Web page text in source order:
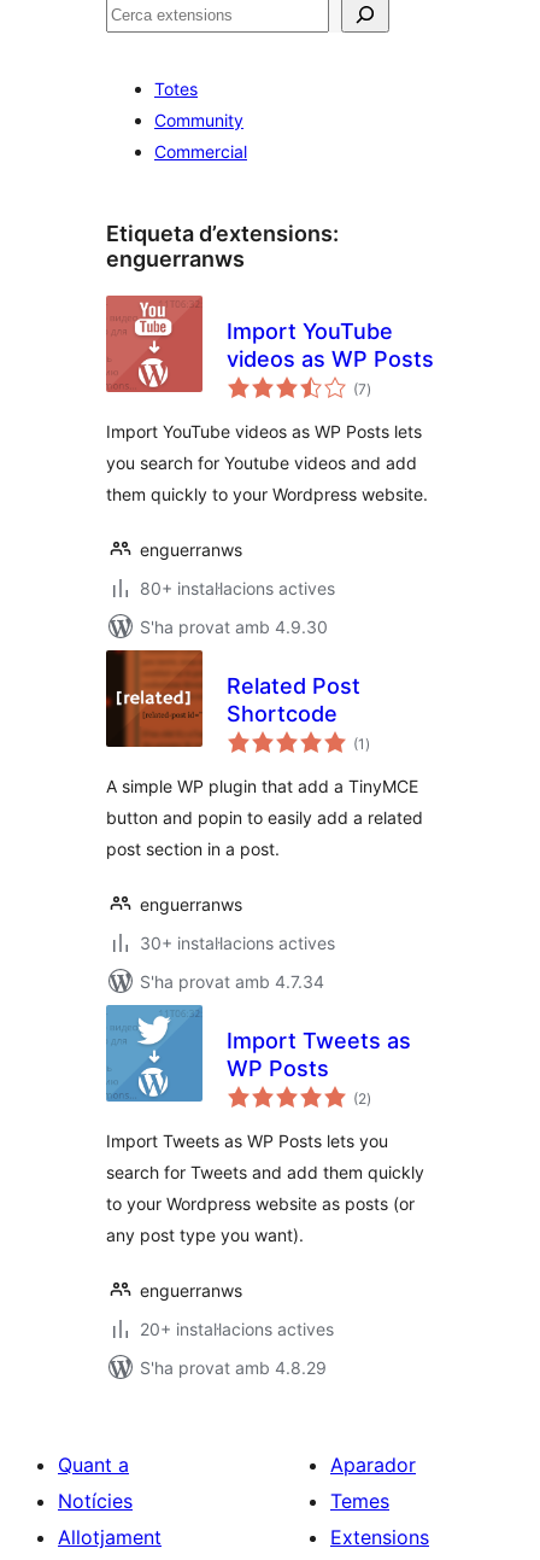
Cerca
Totes
Community
Commercial
Etiqueta d’extensions:
enguerranws
Import YouTube
videos as WP Posts
(7puntuacions
totals
)
Import YouTube videos as WP Posts lets
you search for Youtube videos and add
them quickly to your Wordpress website.
enguerranws
80+ instal·lacions actives
S'ha provat amb 4.9.30
Related Post
Shortcode
(1 puntuacions
totals
)
A simple WP plugin that add a TinyMCE
button and popin to easily add a related
post section in a post.
enguerranws
30+ instal·lacions actives
S'ha provat amb 4.7.34
Import Tweets as
WP Posts
(2puntuacions
totals
)
Import Tweets as WP Posts lets you
search for Tweets and add them quickly
to your Wordpress website as posts (or
any post type you want).
enguerranws
20+ instal·lacions actives
S'ha provat amb 4.8.29
Quant a
Notícies
Allotjament
Aparador
Temes
Extensions